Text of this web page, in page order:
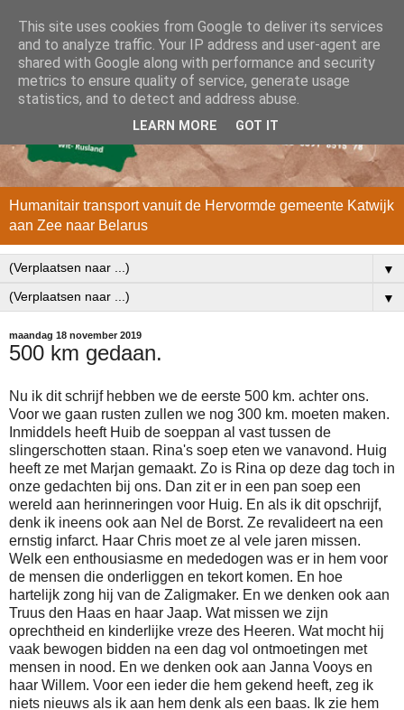
Humanitair transport vanuit de Hervormde gemeente Katwijk
aan Zee naar Belarus
▼
▼
maandag 18 november 2019
500 km gedaan.
Nu ik dit schrijf hebben we de eerste 500 km. achter ons.
Voor we gaan rusten zullen we nog 300 km. moeten maken.
Inmiddels heeft Huib de soeppan al vast tussen de
slingerschotten staan. Rina's soep eten we vanavond. Huig
heeft ze met Marjan gemaakt. Zo is Rina op deze dag toch in
onze gedachten bij ons. Dan zit er in een pan soep een
wereld aan herinneringen voor Huig. En als ik dit opschrijf,
denk ik ineens ook aan Nel de Borst. Ze revalideert na een
ernstig infarct. Haar Chris moet ze al vele jaren missen.
Welk een enthousiasme en mededogen was er in hem voor
de mensen die onderliggen en tekort komen. En hoe
hartelijk zong hij van de Zaligmaker. En we denken ook aan
Truus den Haas en haar Jaap. Wat missen we zijn
oprechtheid en kinderlijke vreze des Heeren. Wat mocht hij
vaak bewogen bidden na een dag vol ontmoetingen met
mensen in nood. En we denken ook aan Janna Vooys en
haar Willem. Voor een ieder die hem gekend heeft, zeg ik
niets nieuws als ik aan hem denk als een baas. Ik zie hem
This site uses cookies from Google to deliver its services
and to analyze traffic. Your IP address and user-agent are
shared with Google along with performance and security
metrics to ensure quality of service, generate usage
statistics, and to detect and address abuse.
LEARN MORE GOT IT